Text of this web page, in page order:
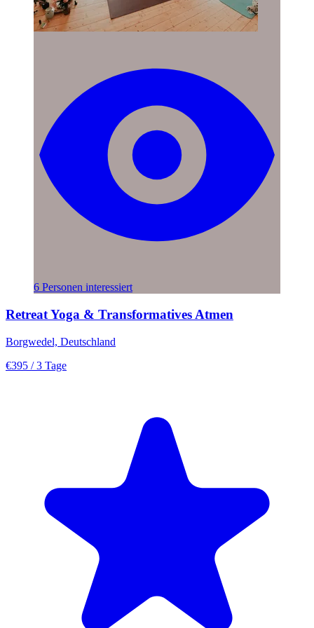
6 Personen interessiert
Retreat Yoga & Transformatives Atmen
Borgwedel, Deutschland
€395 / 3 Tage